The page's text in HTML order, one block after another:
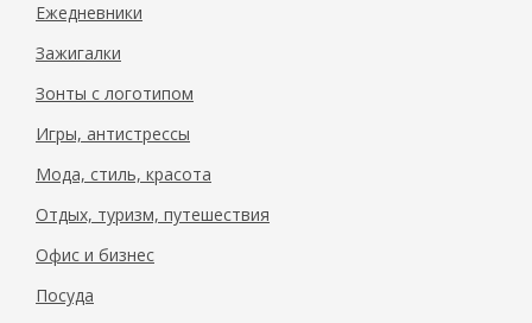
Ежедневники
Зажигалки
Зонты с логотипом
Игры, антистрессы
Мода, стиль, красота
Отдых, туризм, путешествия
Офис и бизнес
Посуда